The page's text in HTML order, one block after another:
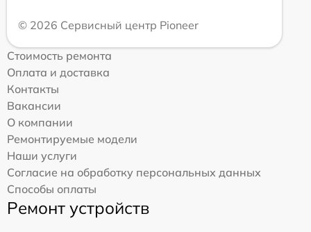
© 2026 Сервисный центр Pioneer
Стоимость ремонта
Оплата и доставка
Контакты
Вакансии
О компании
Ремонтируемые модели
Наши услуги
Согласие на обработку персональных данных
Способы оплаты
Ремонт устройств